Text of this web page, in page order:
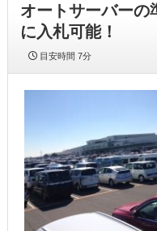
オートサーバーの
に入札可能！
目安時間7分